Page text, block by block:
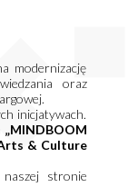
modernizację
oraz
inicjatywach.
„MINDBOOM
& Culture
stronie